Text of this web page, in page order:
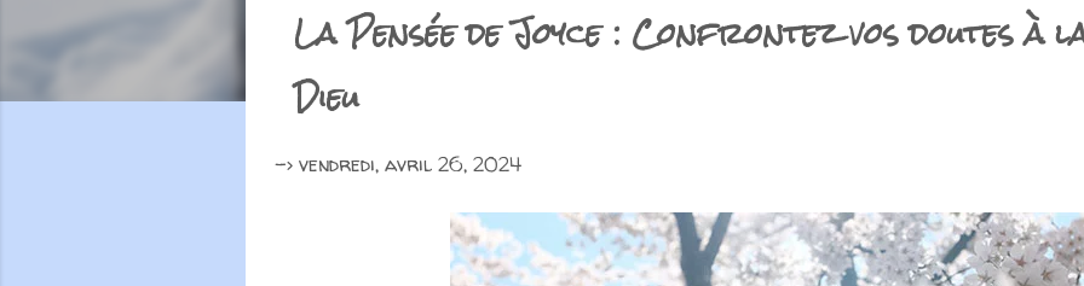
La Pensée de Joyce : Confrontez vos doutes à
Dieu
-> vendredi, avril 26, 2024